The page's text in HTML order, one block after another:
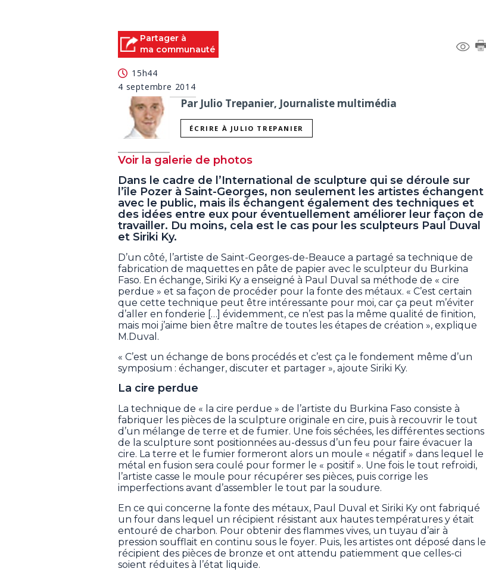
90%
Partager à
ma communauté
15h44
4 septembre 2014
Par Julio Trepanier, Journaliste multimédia
ÉCRIRE À JULIO TREPANIER
Voir la galerie de photos
Dans le cadre de l’International de sculpture qui se déroule sur
l’île Pozer à Saint-Georges, non seulement les artistes échangent
avec le public, mais ils échangent également des techniques et
des idées entre eux pour éventuellement améliorer leur façon de
travailler. Du moins, cela est le cas pour les sculpteurs Paul Duval
et Siriki Ky.
D’un côté, l’artiste de Saint-Georges-de-Beauce a partagé sa technique de
fabrication de maquettes en pâte de papier avec le sculpteur du Burkina
Faso. En échange, Siriki Ky a enseigné à Paul Duval sa méthode de « cire
perdue » et sa façon de procéder pour la fonte des métaux. « C’est certain
que cette technique peut être intéressante pour moi, car ça peut m’éviter
d’aller en fonderie […] évidemment, ce n’est pas la même qualité de finition,
mais moi j’aime bien être maître de toutes les étapes de création », explique
M.Duval.
« C’est un échange de bons procédés et c’est ça le fondement même d’un
symposium : échanger, discuter et partager », ajoute Siriki Ky.
La cire perdue
La technique de « la cire perdue » de l’artiste du Burkina Faso consiste à
fabriquer les pièces de la sculpture originale en cire, puis à recouvrir le tout
d’un mélange de terre et de fumier. Une fois séchées, les différentes sections
de la sculpture sont positionnées au-dessus d’un feu pour faire évacuer la
cire. La terre et le fumier formeront alors un moule « négatif » dans lequel le
métal en fusion sera coulé pour former le « positif ». Une fois le tout refroidi,
l’artiste casse le moule pour récupérer ses pièces, puis corrige les
imperfections avant d’assembler le tout par la soudure.
En ce qui concerne la fonte des métaux, Paul Duval et Siriki Ky ont fabriqué
un four dans lequel un récipient résistant aux hautes températures y était
entouré de charbon. Pour obtenir des flammes vives, un tuyau d’air à
pression soufflait en continu sous le foyer. Puis, les artistes ont déposé dans le
récipient des pièces de bronze et ont attendu patiemment que celles-ci
soient réduites à l’état liquide.